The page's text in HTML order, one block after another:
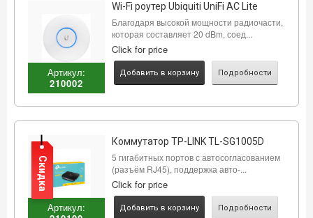
Артикул:
210002
Wi-Fi роутер Ubiquiti UniFi AC Lite
Благодаря высокой мощности радиочасти,
которая составляет 20 dBm, соед...
Click for price
Добавить в корзину Подробности
Артикул:
Коммутатор TP-LINK TL-SG1005D
5 гигабитных портов с автосогласованием
(разъём RJ45), поддержка авто-...
Click for price
Добавить в корзину Подробности
Скидка